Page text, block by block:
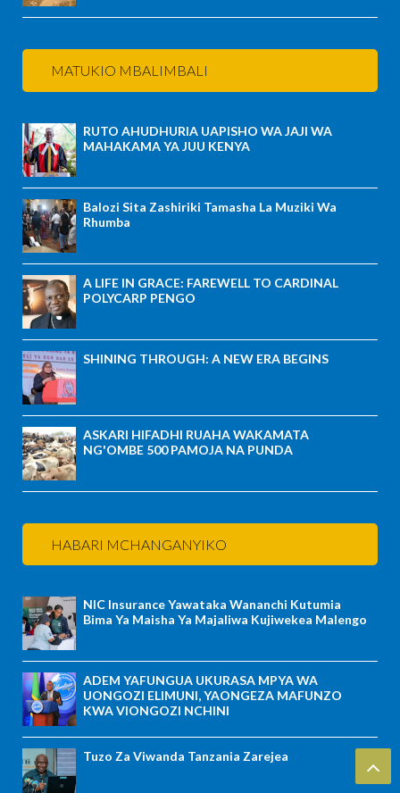
MATUKIO MBALIMBALI
RUTO AHUDHURIA UAPISHO WA JAJI WA
MAHAKAMA YA JUU KENYA
Balozi Sita Zashiriki Tamasha La Muziki Wa
Rhumba
A LIFE IN GRACE: FAREWELL TO CARDINAL
POLYCARP PENGO
SHINING THROUGH: A NEW ERA BEGINS
ASKARI HIFADHI RUAHA WAKAMATA
NG'OMBE 500 PAMOJA NA PUNDA
HABARI MCHANGANYIKO
NIC Insurance Yawataka Wananchi Kutumia
Bima Ya Maisha Ya Majaliwa Kujiwekea Malengo
ADEM YAFUNGUA UKURASA MPYA WA
UONGOZI ELIMUNI, YAONGEZA MAFUNZO
KWA VIONGOZI NCHINI
Tuzo Za Viwanda Tanzania Zarejea